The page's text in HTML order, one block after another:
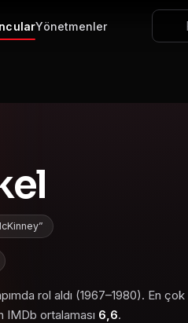
Yönetmenler
rol aldı (1967–1980). En çok
IMDb ortalaması 6,6.